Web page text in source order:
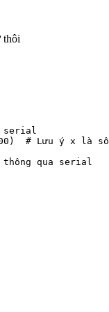
serial
# Lưu ý x là số
qua serial